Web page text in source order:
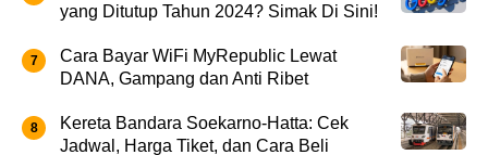
yang Ditutup Tahun 2024? Simak Di Sini!
Cara Bayar WiFi MyRepublic Lewat
DANA, Gampang dan Anti Ribet
Kereta Bandara Soekarno-Hatta: Cek
Jadwal, Harga Tiket, dan Cara Beli